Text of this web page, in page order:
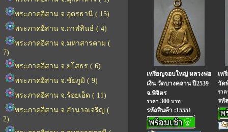
พระภาคอีสาน จ.อุดรธานี ( 15)
พระภาคอีสาน จ.กาฬสินธ์ ( 4)
พระภาคอีสาน จ.มหาสารคาม (
7)
พระภาคอีสาน จ.ยโสธร ( 6)
พระภาคอีสาน จ.ชัยภูมิ ( 9)
พระภาคอีสาน จ.ร้อยเอ็ด ( 11)
พระภาคอีสาน จ.อำนาจเจริญ (
2)
เหรียญจอบใหญ่ หลวงพ่อ
เงิน วัดบางคลาน ปี2539
จ.พิจิตร
ราคา 300 บาท
รหัสสินค้า :15551
เห
วัด
รา
รหั